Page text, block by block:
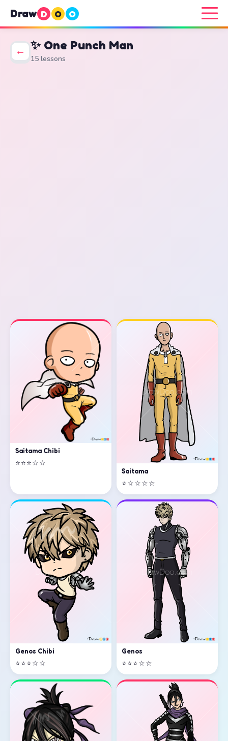
Draw D O O
← ✨ One Punch Man
15 lessons
Saitama Chibi
⭐⭐⭐☆☆
Saitama
⭐☆☆☆☆
Genos Chibi
⭐⭐⭐☆☆
Genos
⭐⭐⭐☆☆